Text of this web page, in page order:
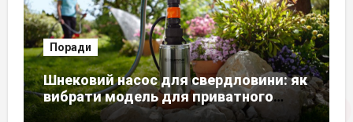
Поради
Шнековий насос для свердловини: як
вибрати модель для приватного
будинку